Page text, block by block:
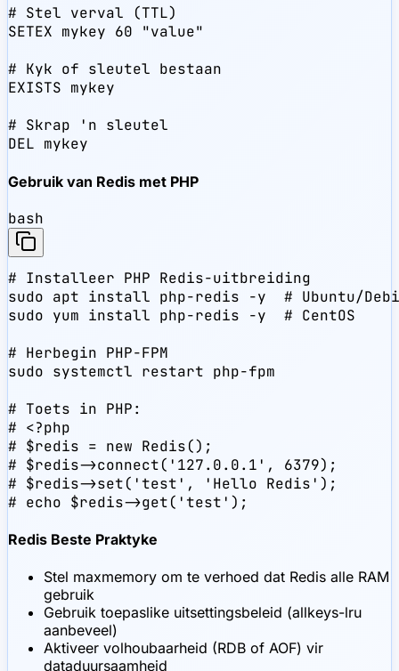
# Stel verval (TTL)
SETEX mykey 60 "value"
# Kyk of sleutel bestaan
EXISTS mykey
# Skrap 'n sleutel
DEL mykey
Gebruik van Redis met PHP
bash
# Installeer PHP Redis-uitbreiding
sudo apt install php-redis -y  # Ubuntu/
sudo yum install php-redis -y  # CentOS
# Herbegin PHP-FPM
sudo systemctl restart php-fpm
# Toets in PHP:
# <?php
# $redis = new Redis();
# $redis->connect('127.0.0.1', 6379);
# $redis->set('test', 'Hello Redis');
# echo $redis->get('test');
Redis Beste Praktyke
Stel maxmemory om te verhoed dat Redis alle RAM
gebruik
Gebruik toepaslike uitsettingsbeleid (allkeys-lru
aanbeveel)
Aktiveer volhoubaarheid (RDB of AOF) vir
dataduursaamheid